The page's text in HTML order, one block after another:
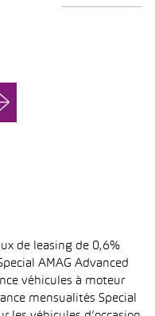
de leasing de 0,6%
AMAG Advanced
véhicules à moteur
mensualités Special